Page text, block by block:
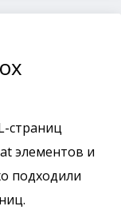
страниц
элементов и
подходили